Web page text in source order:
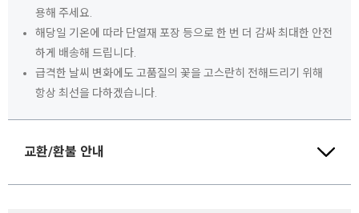
용해 주세요.
해당일 기온에 따라 단열재 포장 등으로 한 번 더 감싸 최대한 안전
하게 배송해 드립니다.
급격한 날씨 변화에도 고품질의 꽃을 고스란히 전해드리기 위해
항상 최선을 다하겠습니다.
교환/환불 안내